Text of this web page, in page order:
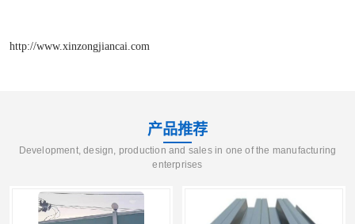
http://www.xinzongjiancai.com
产品推荐
Development, design, production and sales in one of the manufacturing
enterprises